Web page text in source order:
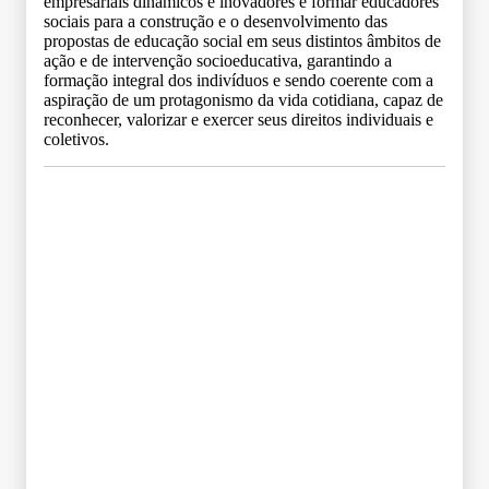
sociais para a construção e o desenvolvimento das
propostas de educação social em seus distintos âmbitos de
ação e de intervenção socioeducativa, garantindo a
formação integral dos indivíduos e sendo coerente com a
aspiração de um protagonismo da vida cotidiana, capaz de
reconhecer, valorizar e exercer seus direitos individuais e
coletivos.